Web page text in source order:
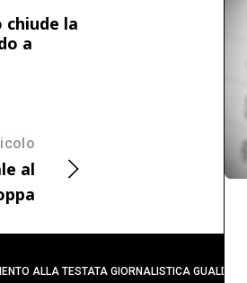
chiude la
a
al
ALLA TESTATA GIORNALISTICA GUALDO